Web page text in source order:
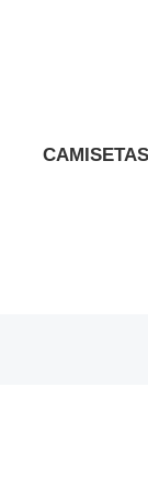
CAMISETAS